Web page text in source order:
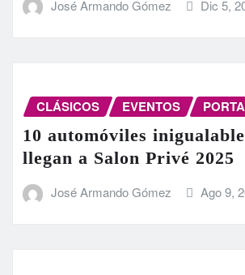
José Armando Gómez Dic 5,
CLÁSICOS EVENTOS
10 automóviles
llegan a Salon Privé 2025
José Armando Gómez Ago 9,